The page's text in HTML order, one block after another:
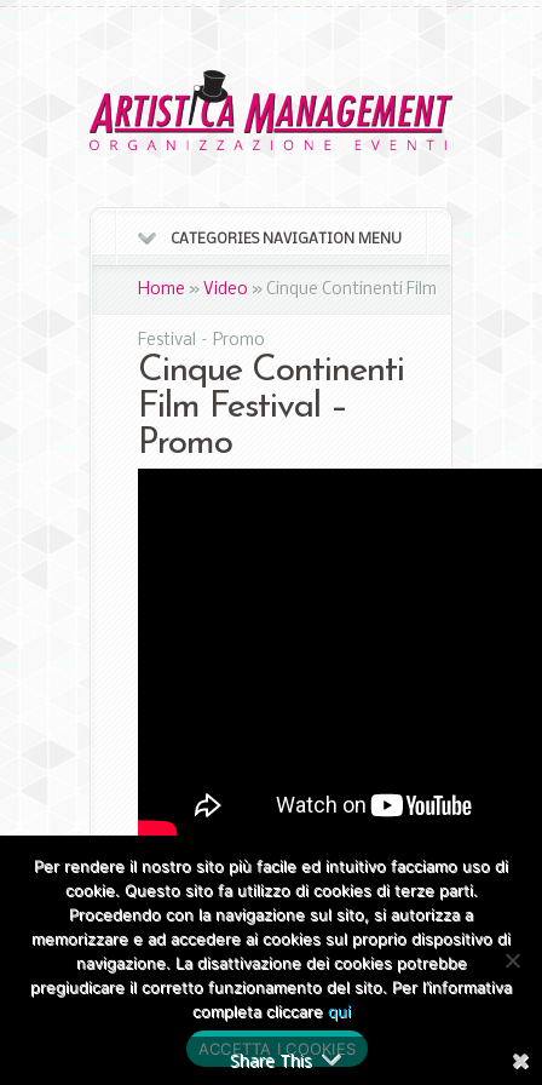
CATEGORIES NAVIGATION MENU
Home » Video » Cinque Continenti Film
Festival – Promo
Cinque Continenti
Film Festival –
Promo
Share This
Per rendere il nostro sito più facile ed intuitivo facciamo uso di
cookie. Questo sito fa utilizzo di cookies di terze parti.
Procedendo con la navigazione sul sito, si autorizza a
memorizzare e ad accedere ai cookies sul proprio dispositivo di
navigazione. La disattivazione dei cookies potrebbe
pregiudicare il corretto funzionamento del sito. Per l’informativa
completa cliccare qui
ACCETTA I COOKIES